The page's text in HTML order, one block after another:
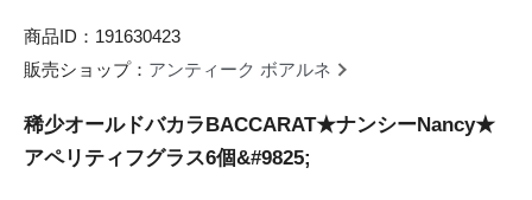
商品ID：191630423
販売ショップ： アンティーク ボアルネ
稀少オールドバカラBACCARAT★ナンシーNancy★
アペリティフグラス6個&#9825;